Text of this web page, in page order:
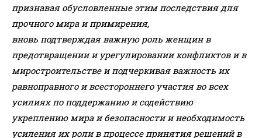
признавая обусловленные этим последствия для
прочного мира и примирения,
вновь подтверждая важную роль женщин в
предотвращении и урегулировании конфликтов и в
миростроительстве и подчеркивая важность их
равноправного и всестороннего участия во всех
усилиях по поддержанию и содействию
укреплению мира и безопасности и необходимость
усиления их роли в процессе принятия решений в